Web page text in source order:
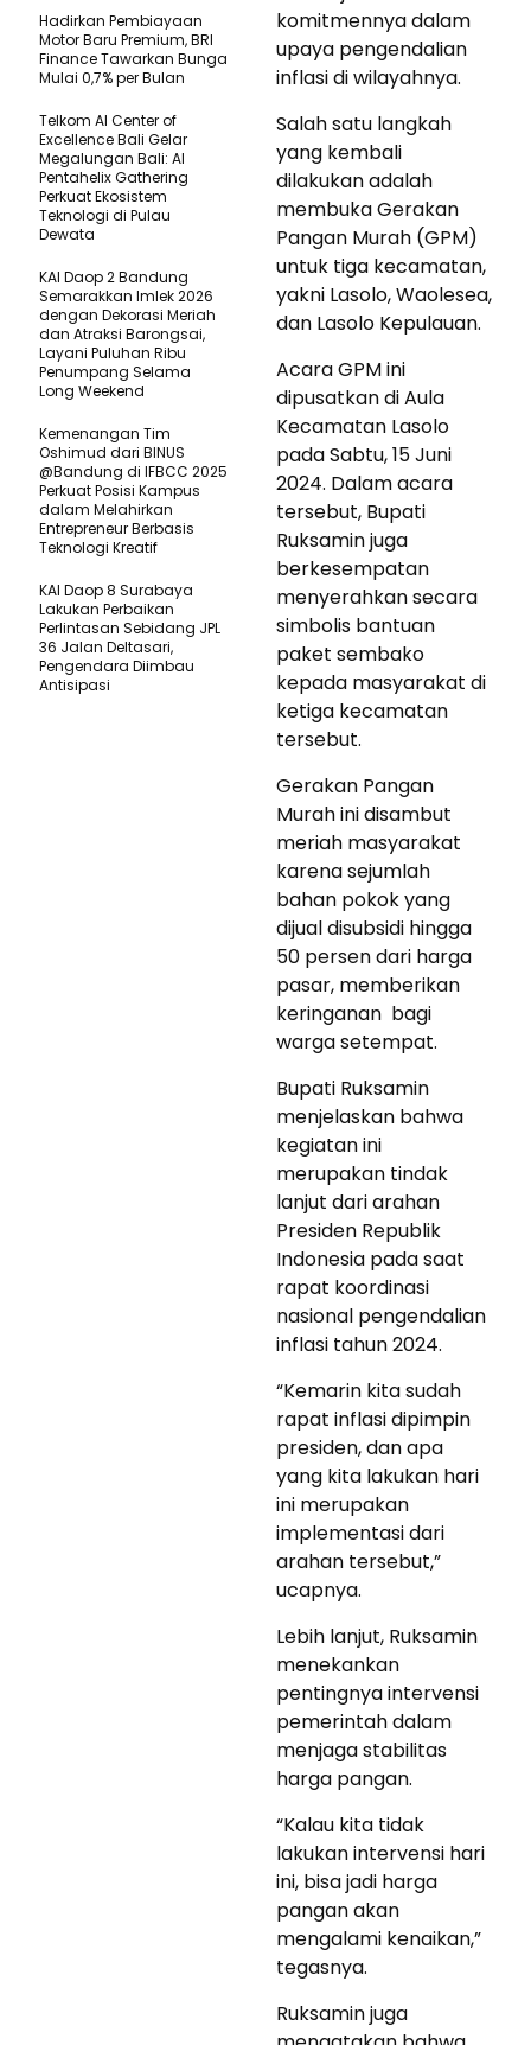
komitmennya dalam
upaya pengendalian
inflasi di wilayahnya.
Salah satu langkah
yang kembali
dilakukan adalah
membuka Gerakan
Pangan Murah (GPM)
untuk tiga kecamatan,
yakni Lasolo, Waolesea,
dan Lasolo Kepulauan.
Acara GPM ini
dipusatkan di Aula
Kecamatan Lasolo
pada Sabtu, 15 Juni
2024. Dalam acara
tersebut, Bupati
Ruksamin juga
berkesempatan
menyerahkan secara
simbolis bantuan
paket sembako
kepada masyarakat di
ketiga kecamatan
tersebut.
Gerakan Pangan
Murah ini disambut
meriah masyarakat
karena sejumlah
bahan pokok yang
dijual disubsidi hingga
50 persen dari harga
pasar, memberikan
keringanan bagi
warga setempat.
Bupati Ruksamin
menjelaskan bahwa
kegiatan ini
merupakan tindak
lanjut dari arahan
Presiden Republik
Indonesia pada saat
rapat koordinasi
nasional pengendalian
inflasi tahun 2024.
“Kemarin kita sudah
rapat inflasi dipimpin
presiden, dan apa
yang kita lakukan hari
ini merupakan
implementasi dari
arahan tersebut,”
ucapnya.
Lebih lanjut, Ruksamin
menekankan
pentingnya intervensi
pemerintah dalam
menjaga stabilitas
harga pangan.
“Kalau kita tidak
lakukan intervensi hari
ini, bisa jadi harga
pangan akan
mengalami kenaikan,”
tegasnya.
Ruksamin juga
Hadirkan Pembiayaan
Motor Baru Premium, BRI
Finance Tawarkan Bunga
Mulai 0,7% per Bulan
Telkom AI Center of
Excellence Bali Gelar
Megalungan Bali: AI
Pentahelix Gathering
Perkuat Ekosistem
Teknologi di Pulau
Dewata
KAI Daop 2 Bandung
Semarakkan Imlek 2026
dengan Dekorasi Meriah
dan Atraksi Barongsai,
Layani Puluhan Ribu
Penumpang Selama
Long Weekend
Kemenangan Tim
Oshimud dari BINUS
@Bandung di IFBCC 2025
Perkuat Posisi Kampus
dalam Melahirkan
Entrepreneur Berbasis
Teknologi Kreatif
KAI Daop 8 Surabaya
Lakukan Perbaikan
Perlintasan Sebidang JPL
36 Jalan Deltasari,
Pengendara Diimbau
Antisipasi